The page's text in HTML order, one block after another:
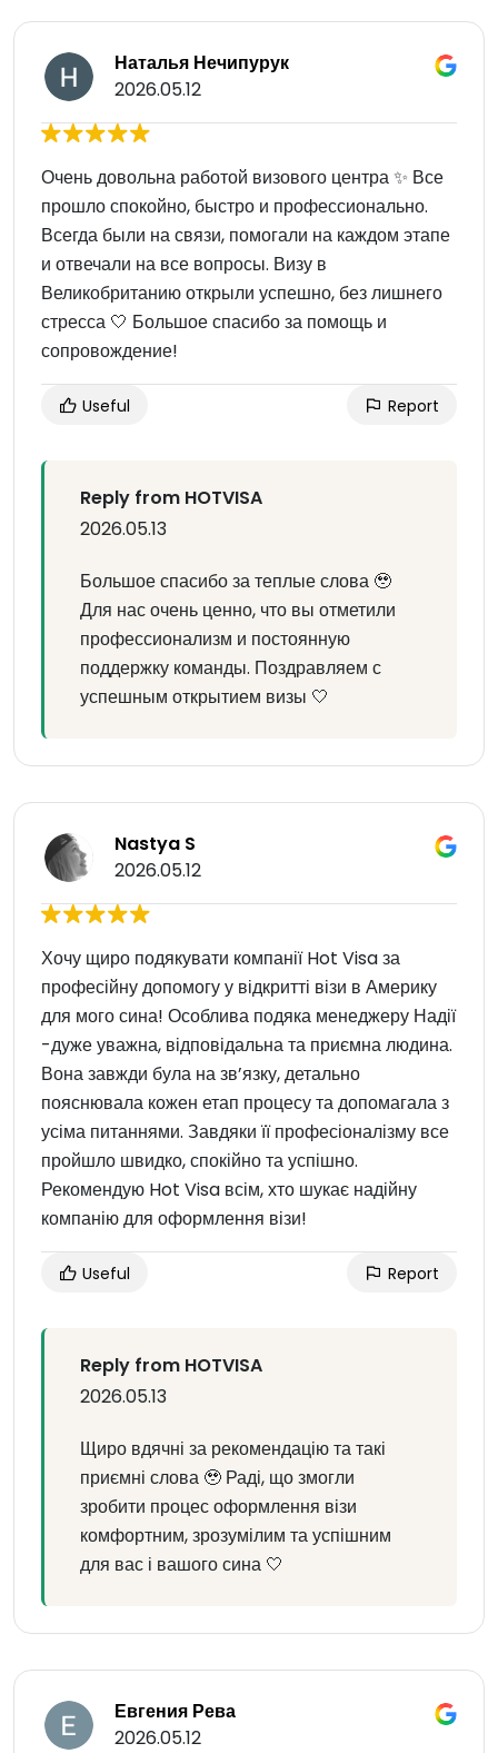
Наталья Нечипурук
2026.05.12
Очень довольна работой визового центра ✨ Все
прошло спокойно, быстро и профессионально.
Всегда были на связи, помогали на каждом этапе
и отвечали на все вопросы. Визу в
Великобританию открыли успешно, без лишнего
стресса 🤍 Большое спасибо за помощь и
сопровождение!
Useful Report
Reply from HOTVISA
2026.05.13
Большое спасибо за теплые слова 🥹
Для нас очень ценно, что вы отметили
профессионализм и постоянную
поддержку команды. Поздравляем с
успешным открытием визы 🤍
Nastya S
2026.05.12
Хочу щиро подякувати компанії Hot Visa за
професійну допомогу у відкритті візи в Америку
для мого сина! Особлива подяка менеджеру Надії
-дуже уважна, відповідальна та приємна людина.
Вона завжди була на зв’язку, детально
пояснювала кожен етап процесу та допомагала з
усіма питаннями. Завдяки її професіоналізму все
пройшло швидко, спокійно та успішно.
Рекомендую Hot Visa всім, хто шукає надійну
компанію для оформлення візи!
Useful Report
Reply from HOTVISA
2026.05.13
Щиро вдячні за рекомендацію та такі
приємні слова 🥹 Раді, що змогли
зробити процес оформлення візи
комфортним, зрозумілим та успішним
для вас і вашого сина 🤍
Евгения Рева
2026.05.12